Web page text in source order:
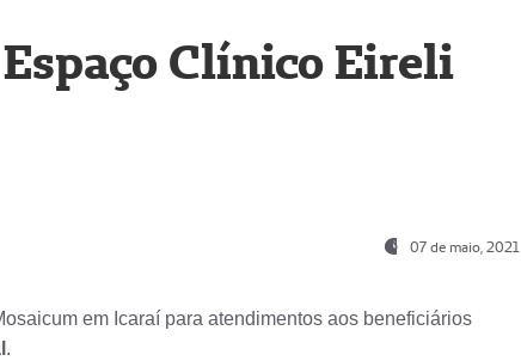
Clínico Eireli
07 de maio, 2021
em Icaraí para atendimentos aos beneficiários
.